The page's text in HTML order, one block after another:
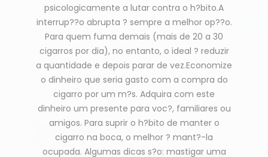
psicologicamente a lutar contra o h?bito.A
interrup??o abrupta ? sempre a melhor op??o.
Para quem fuma demais (mais de 20 a 30
cigarros por dia), no entanto, o ideal ? reduzir
a quantidade e depois parar de vez.Economize
o dinheiro que seria gasto com a compra do
cigarro por um m?s. Adquira com este
dinheiro um presente para voc?, familiares ou
amigos. Para suprir o h?bito de manter o
cigarro na boca, o melhor ? mant?-la
ocupada. Algumas dicas s?o: mastigar uma